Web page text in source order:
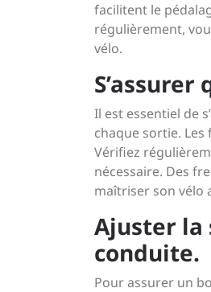
facilitent le
régulièrement,
vélo.
Il est essentiel de
chaque sortie.
Vérifiez
nécessaire. Des
maîtriser son vélo
Ajuster la
conduite.
Pour assurer un